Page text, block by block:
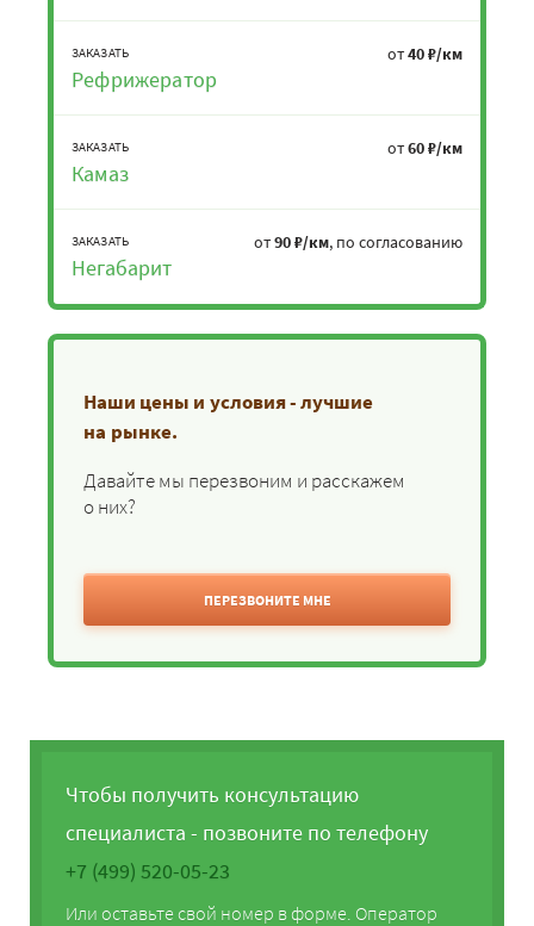
ЗАКАЗАТЬ
Рефрижератор
от40 ₽/км
ЗАКАЗАТЬ
Камаз
от60 ₽/км
ЗАКАЗАТЬ
Негабарит
от90 ₽/км, по согласованию
Наши цены и условия - лучшие
на рынке.
Давайте мы перезвоним и расскажем
о них?
ПЕРЕЗВОНИТЕ МНЕ
Чтобы получить консультацию
специалиста - позвоните по телефону
+7 (499) 520-05-23
Или оставьте свой номер в форме. Оператор